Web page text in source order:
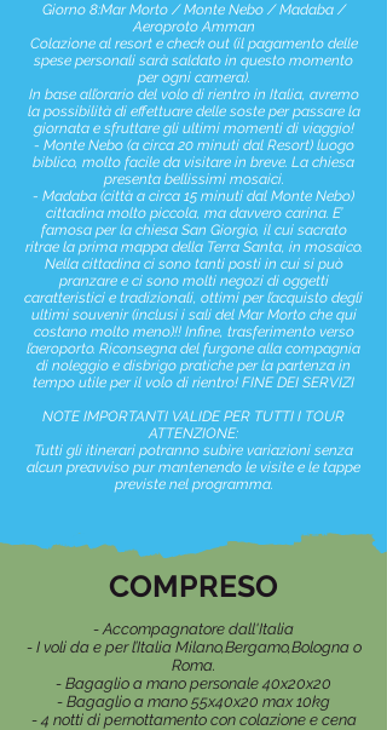
Giorno 8:Mar Morto / Monte Nebo / Madaba /
Aeroproto Amman
Colazione al resort e check out (il pagamento delle
spese personali sarà saldato in questo momento
per ogni camera).
In base all’orario del volo di rientro in Italia, avremo
la possibilità di effettuare delle soste per passare la
giornata e sfruttare gli ultimi momenti di viaggio!
- Monte Nebo (a circa 20 minuti dal Resort) luogo
biblico, molto facile da visitare in breve. La chiesa
presenta bellissimi mosaici.
- Madaba (città a circa 15 minuti dal Monte Nebo)
cittadina molto piccola, ma davvero carina. E’
famosa per la chiesa San Giorgio, il cui sacrato
ritrae la prima mappa della Terra Santa, in mosaico.
Nella cittadina ci sono tanti posti in cui si può
pranzare e ci sono molti negozi di oggetti
caratteristici e tradizionali, ottimi per l’acquisto degli
ultimi souvenir (inclusi i sali del Mar Morto che qui
costano molto meno)!! Infine, trasferimento verso
l’aeroporto. Riconsegna del furgone alla compagnia
di noleggio e disbrigo pratiche per la partenza in
tempo utile per il volo di rientro! FINE DEI SERVIZI
NOTE IMPORTANTI VALIDE PER TUTTI I TOUR
ATTENZIONE:
Tutti gli itinerari potranno subire variazioni senza
alcun preavviso pur mantenendo le visite e le tappe
previste nel programma.
COMPRESO
- Accompagnatore dall'Italia
- I voli da e per l’Italia Milano,Bergamo,Bologna o
Roma.
- Bagaglio a mano personale 40x20x20
- Bagaglio a mano 55x40x20 max 10kg
- 4 notti di pernottamento con colazione e cena